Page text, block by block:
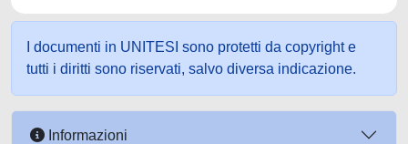
I documenti in UNITESI sono protetti da copyright e
tutti i diritti sono riservati, salvo diversa indicazione.
Informazioni